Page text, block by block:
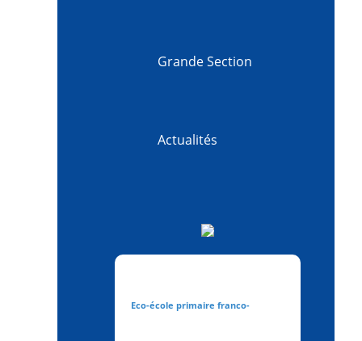
Grande Section
Actualités
Eco-école primaire franco-